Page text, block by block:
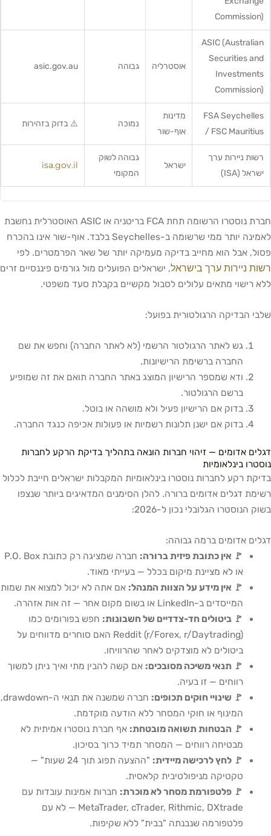
Commission)
ASIC (Australian
Securities and
Investments
Commission)
אוסטרליה גבוהה asic.gov.au
FSA Seychelles
/ FSC Mauritius
מדינות
אוף-שור
נמוכה ⚠️ בדוק בזהירות
רשות ניירות ערך
ישראל (ISA)
ישראל
גבוהה לשוק
המקומי
isa.gov.il
חברת נוסטרו הרשומה תחת FCA בריטניה או ASIC האוסטרלית נחשבת
לאמינה יותר ממי שרשומה ב-Seychelles בלבד. אוף-שור אינו בהכרח
פסול, אבל הוא מחייב בדיקה מעמיקה יותר של שאר הפרמטרים. לפי
רשות ניירות ערך בישראל, ישראלים הפועלים מול גורמים פיננסיים זרים
ללא רישוי מתאים עלולים לסבול מקשיים בקבלת סעד משפטי.
שלבי הבדיקה הרגולטורית בפועל:
גש לאתר הרגולטור הרשמי (לא לאתר החברה) וחפש את שם
החברה ברשימת הרישיונות.
ודא שמספר הרישיון המוצג באתר החברה תואם את זה שמופיע
ברשם הרגולטור.
בדוק אם הרישיון פעיל ולא מושהה או בוטל.
בדוק אם ישנן תלונות רשמיות או פעולות אכיפה כנגד החברה.
דגלים אדומים — זיהוי חברות הונאה בתהליך בדיקת הרקע לחברות
נוסטרו בינלאומיות
בדיקת רקע לחברות נוסטרו בינלאומיות המקבלות ישראלים חייבת לכלול
רשימת דגלים אדומים ברורה. להלן הסימנים המדאיגים ביותר שנצפו
בשוק הנוסטרו הגלובלי נכון ל-2026:
דגלים אדומים ברמה גבוהה:
🚩 אין כתובת פיזית ברורה:
חברה שמציגה רק כתובת P.O. Box
או לא מציינת מיקום בכלל — בעייתי מאוד.
🚩 אין מידע על הצוות המנהל: אם אתה לא יכול למצוא את שמות
המייסדים ב-LinkedIn או בשום מקום אחר — זה אות אזהרה.
🚩 ביטולים חד-צדדיים של חשבונות: חפש בפורומים כמו
Reddit (r/Forex, r/Daytrading) האם סוחרים מדווחים על
ביטולים לא מוצדקים לאחר שהרוויחו.
🚩 תנאי משיכה מסובכים: אם קשה להבין מתי ואיך ניתן למשוך
רווחים — זו בעיה.
🚩 שינויי חוקים תכופים:
חברה שמשנה את תנאי ה-drawdown,
המינוף או חוקי המסחר ללא הודעה מוקדמת.
🚩 הבטחות תשואה מובטחת: אף חברת נוסטרו אמיתית לא
מבטיחה רווחים — המסחר תמיד כרוך בסיכון.
🚩 לחץ לרכישה מיידית:
"ההצעה תפוג תוך 24 שעות" —
טקטיקה מניפולטיבית קלאסית.
🚩 פלטפורמת מסחר לא מוכרת: חברות אמינות עובדות עם
MetaTrader, cTrader, Rithmic, DXtrade — לא עם
פלטפורמה שנבנתה "בבית" ללא שקיפות.